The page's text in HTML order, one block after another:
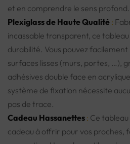
et en comprendre le sens profond.
Plexiglass de Haute Qualité :
incassable transparent, ce
durabilité. Vous pouvez facilement
surfaces lisses (murs, portes, …),
adhésives double face en
système de fixation nécessite
pas de trace.
Cadeau Hassanettes : Ce
cadeau à offrir pour vos proches,